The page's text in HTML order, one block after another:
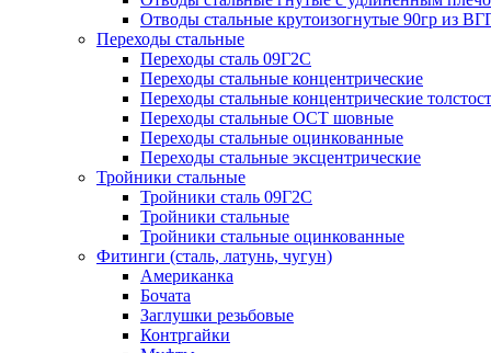
Отводы стальные крутоизогнутые 90гр из
Переходы стальные
Переходы сталь 09Г2С
Переходы стальные концентрические
Переходы стальные концентрические
Переходы стальные ОСТ шовные
Переходы стальные оцинкованные
Переходы стальные эксцентрические
Тройники стальные
Тройники сталь 09Г2С
Тройники стальные
Тройники стальные оцинкованные
Фитинги (сталь, латунь, чугун)
Американка
Бочата
Заглушки резьбовые
Контргайки